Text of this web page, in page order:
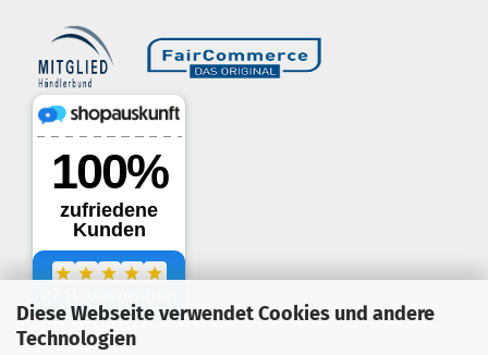
Diese Webseite verwendet Cookies und andere
Technologien
.